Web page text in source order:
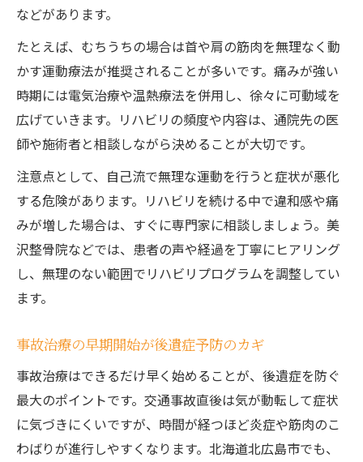
などがあります。
たとえば、むちうちの場合は首や肩の筋肉を無理なく動
かす運動療法が推奨されることが多いです。痛みが強い
時期には電気治療や温熱療法を併用し、徐々に可動域を
広げていきます。リハビリの頻度や内容は、通院先の医
師や施術者と相談しながら決めることが大切です。
注意点として、自己流で無理な運動を行うと症状が悪化
する危険があります。リハビリを続ける中で違和感や痛
みが増した場合は、すぐに専門家に相談しましょう。美
沢整骨院などでは、患者の声や経過を丁寧にヒアリング
し、無理のない範囲でリハビリプログラムを調整してい
ます。
事故治療の早期開始が後遺症予防のカギ
事故治療はできるだけ早く始めることが、後遺症を防ぐ
最大のポイントです。交通事故直後は気が動転して症状
に気づきにくいですが、時間が経つほど炎症や筋肉のこ
わばりが進行しやすくなります。北海道北広島市でも、